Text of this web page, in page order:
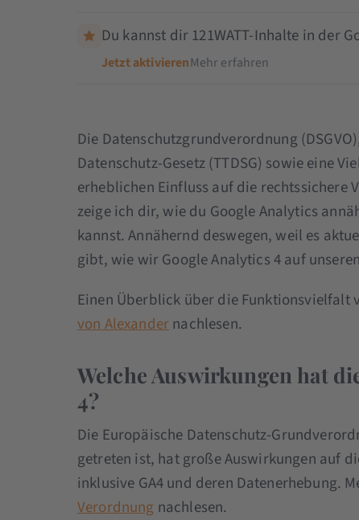
Du kannst dir 121WATT-Inhalte in der
Jetzt aktivierenMehr erfahren
Die Datenschutzgrundverordnung
Datenschutz-Gesetz (TTDSG) sowie eine
erheblichen Einfluss auf die rechtssichere
zeige ich dir, wie du Google Analytics
kannst. Annähernd deswegen, weil es
gibt, wie wir Google Analytics 4 auf
Einen Überblick über die Funktionsvielfalt
von Alexandernachlesen.
Welche Auswirkungen hat
4?
Die Europäische Datenschutz-
getreten ist, hat große Auswirkungen auf
inklusive GA4 und deren Datenerhebung.
Verordnung nachlesen.